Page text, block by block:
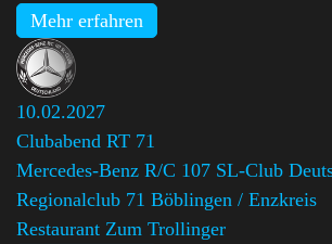
Mehr erfahren
10.02.2027
Clubabend RT 71
Mercedes-Benz R/C 107 SL-Club
Regionalclub 71 Böblingen / Enzkreis
Restaurant Zum Trollinger